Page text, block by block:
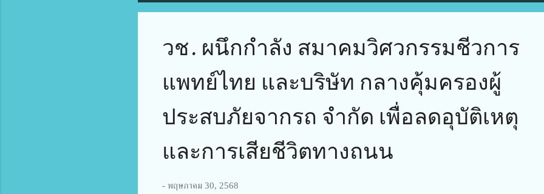
ท
วช. ผนึกกำลัง สมาคมวิศวกรรมชีวการ
แพทย์ไทย และบริษัท กลางคุ้มครองผู้
ประสบภัยจากรถ จำกัด เพื่อลดอุบัติเหตุ
และการเสียชีวิตทางถนน
- พฤษภาคม 30, 2568